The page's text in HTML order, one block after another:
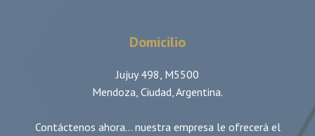
Domicilio
Jujuy 498, M5500
Mendoza, Ciudad, Argentina.
Contáctenos ahora... nuestra empresa le ofrecerá el